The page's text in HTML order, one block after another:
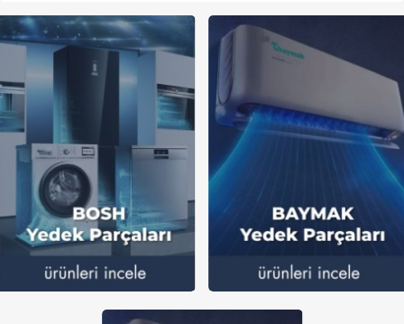
Musluk
Soğutma Sistemleri
Şofben ve Termosifon